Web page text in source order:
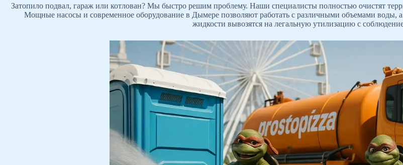
Затопило подвал, гараж или котлован? Мы быстро решим проблему. Наши специалисты полностью очистят
Мощные насосы и современное оборудование в Дымере позволяют работать с различными объемами воды,
жидкости вывозятся на легальную утилизацию с